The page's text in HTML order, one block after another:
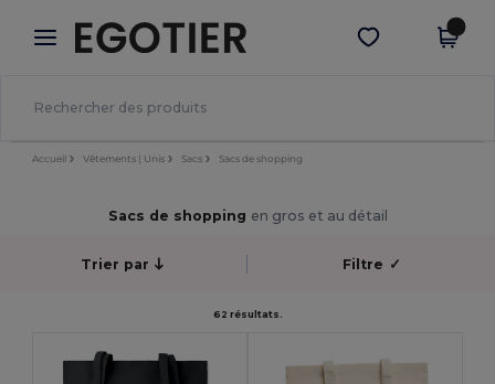
× Appli Egotier
Meilleurs prix sur l’app !
Obtenir l'appli
Accueil Vêtements | Unis Sacs Sacs de shopping
Sacs de shopping en gros et au détail
Trier par Filtre ✓
62 résultats.